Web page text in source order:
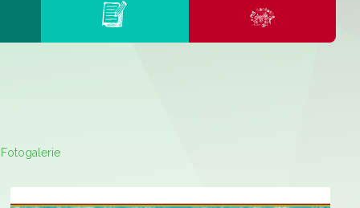
Fotogalerie